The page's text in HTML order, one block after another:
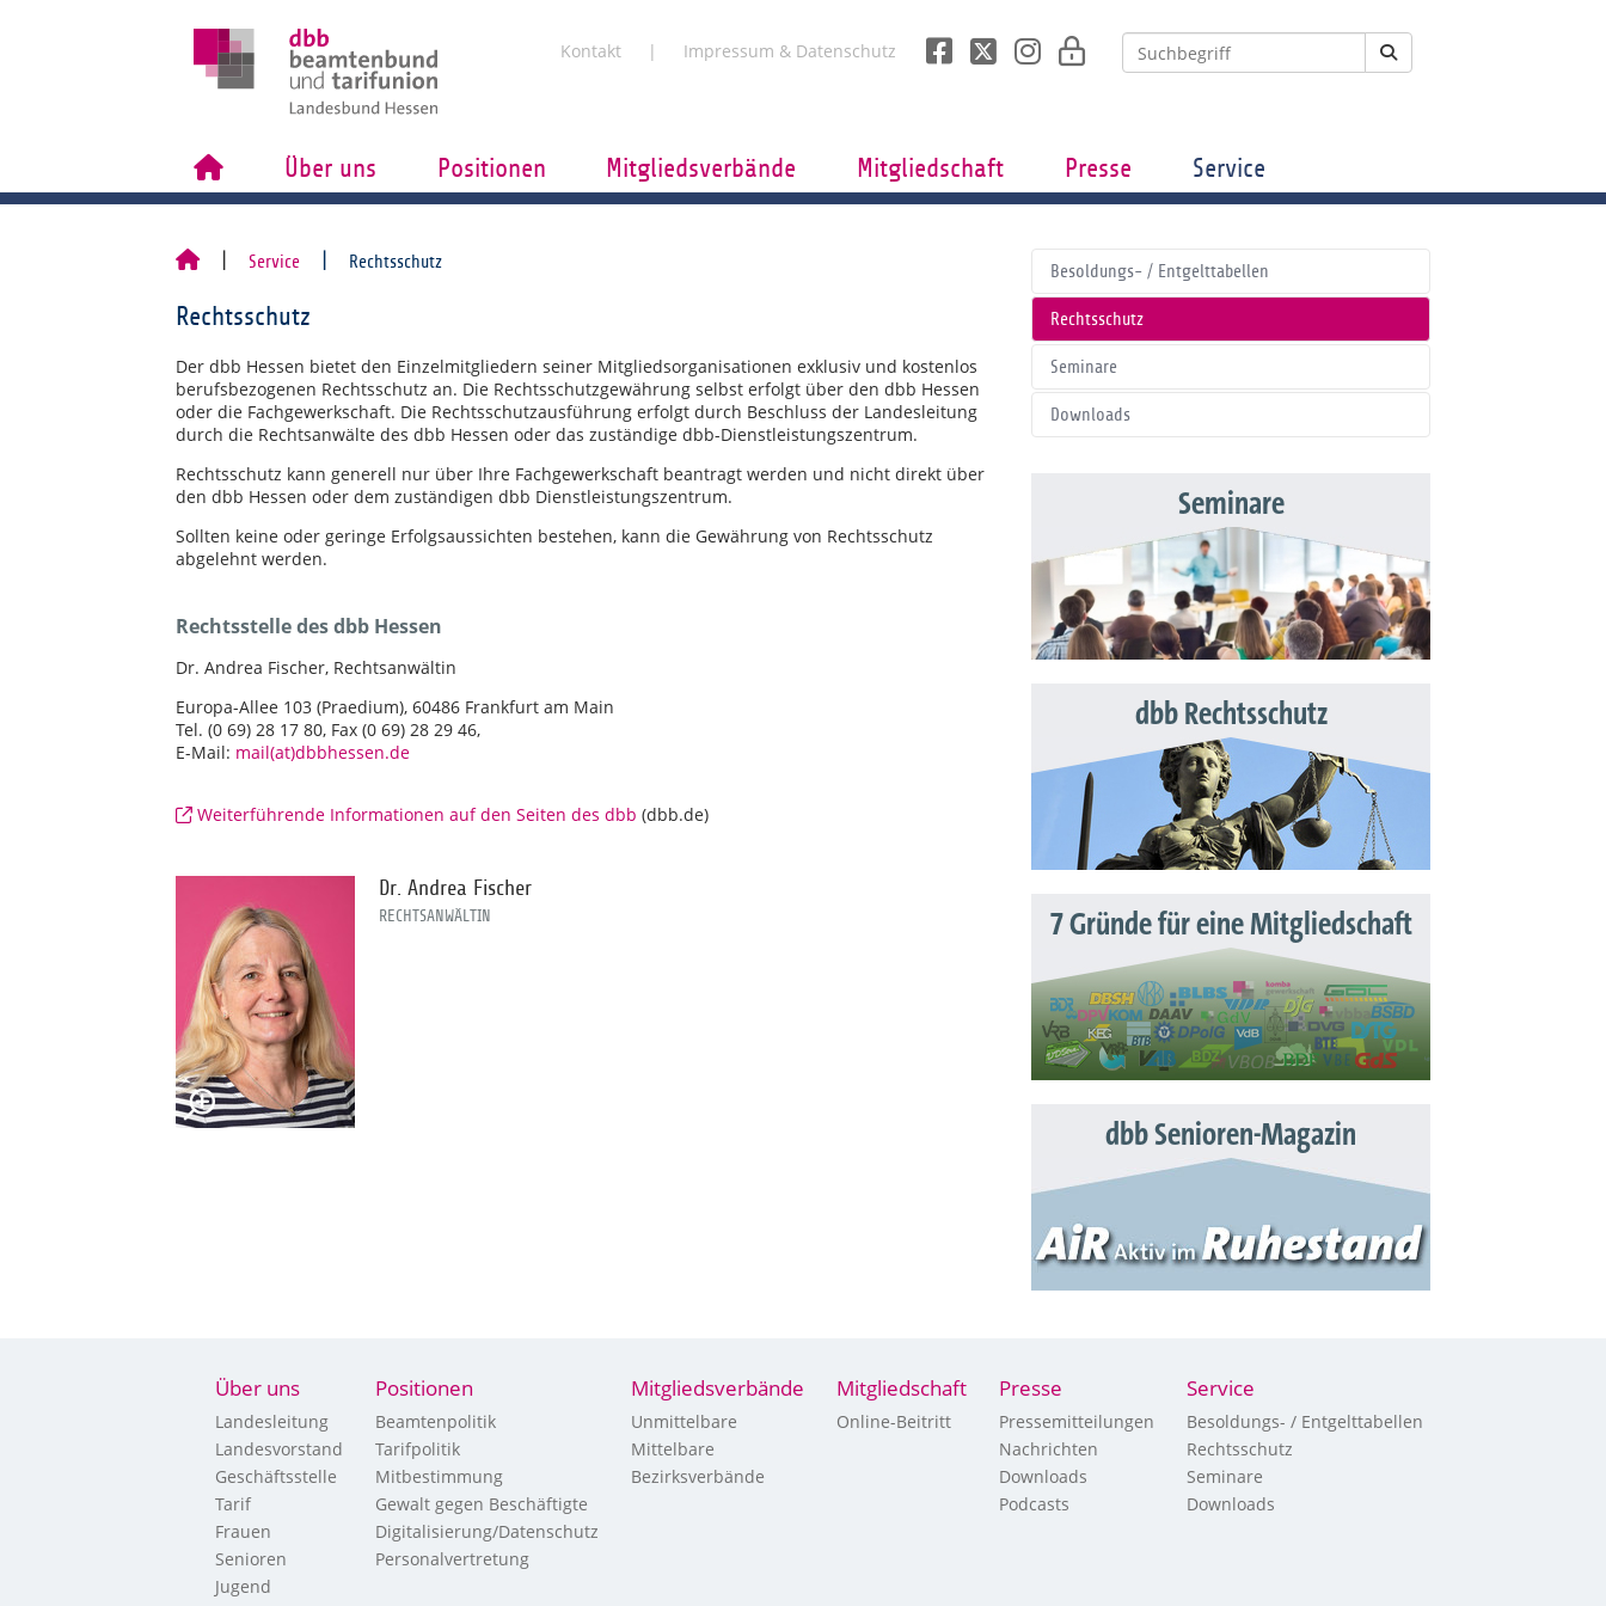
Kontakt Impressum & Datenschutz
Über uns Positionen Mitgliedsverbände Mitgliedschaft Presse Service
Service Rechtsschutz
Rechtsschutz
Der dbb Hessen bietet den Einzelmitgliedern seiner Mitgliedsorganisationen exklusiv und kostenlos
berufsbezogenen Rechtsschutz an. Die Rechtsschutzgewährung selbst erfolgt über den dbb Hessen
oder die Fachgewerkschaft. Die Rechtsschutzausführung erfolgt durch Beschluss der Landesleitung
durch die Rechtsanwälte des dbb Hessen oder das zuständige dbb-Dienstleistungszentrum.
Rechtsschutz kann generell nur über Ihre Fachgewerkschaft beantragt werden und nicht direkt über
den dbb Hessen oder dem zuständigen dbb Dienstleistungszentrum.
Sollten keine oder geringe Erfolgsaussichten bestehen, kann die Gewährung von Rechtsschutz
abgelehnt werden.
Rechtsstelle des dbb Hessen
Dr. Andrea Fischer, Rechtsanwältin
Europa-Allee 103 (Praedium), 60486 Frankfurt am Main
Tel. (0 69) 28 17 80, Fax (0 69) 28 29 46,
E-Mail: mail(at)dbbhessen.de
Weiterführende Informationen auf den Seiten des dbb (dbb.de)
Dr. Andrea Fischer
RECHTSANWÄLTIN
Besoldungs- / Entgelttabellen
Rechtsschutz
Seminare
Downloads
Seminare
dbb Rechtsschutz
7 Gründe für eine Mitgliedschaft
dbb Senioren-Magazin
Über uns
Landesleitung
Landesvorstand
Geschäftsstelle
Tarif
Frauen
Senioren
Jugend
Positionen
Beamtenpolitik
Tarifpolitik
Mitbestimmung
Gewalt gegen Beschäftigte
Digitalisierung/Datenschutz
Personalvertretung
Mitgliedsverbände
Unmittelbare
Mittelbare
Bezirksverbände
Mitgliedschaft
Online-Beitritt
Presse
Pressemitteilungen
Nachrichten
Downloads
Podcasts
Service
Besoldungs- / Entgelttabellen
Rechtsschutz
Seminare
Downloads